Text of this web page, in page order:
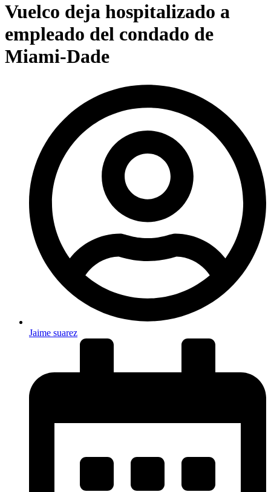
Vuelco deja hospitalizado a
empleado del condado de
Miami-Dade
Jaime suarez